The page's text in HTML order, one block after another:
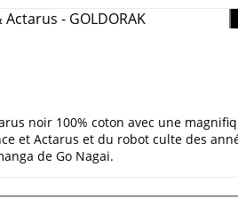
noir 100% coton avec une
et Actarus et du robot culte des
de Go Nagai.